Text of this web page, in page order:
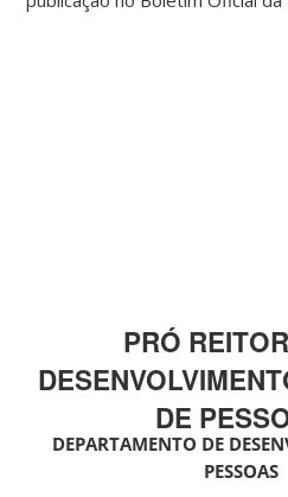
PRÓ
DE
DEPARTAMENTO DE
PESSOAS